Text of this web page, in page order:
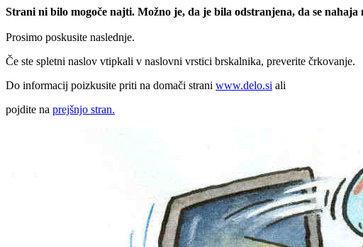
Strani ni bilo mogoče najti. Možno je, da je bila odstranjena, da se
Prosimo poskusite naslednje.
Če ste spletni naslov vtipkali v naslovni vrstici brskalnika, preverite črkovanje.
Do informacij poizkusite priti na domači strani www.delo.si ali
pojdite na prejšnjo stran.